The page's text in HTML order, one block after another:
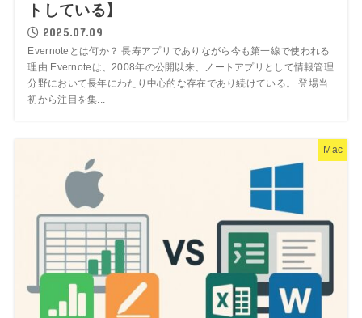
トしている】
2025.07.09
Evernoteとは何か？ 長寿アプリでありながら今も第一線で使われる
理由 Evernoteは、2008年の公開以来、ノートアプリとして情報管理
分野において長年にわたり中心的な存在であり続けている。 登場当
初から注目を集...
Mac